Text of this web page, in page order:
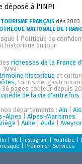
déposé à l'INPI
FRANÇAIS dès
NATIONALE DE
Politique de
historique du jour
richesses de la France
1999 :
historique et
, tourisme,
36 pages couleur depuis
de la vie d'autrefois
départements : Ain
Alpes
Alpes-Maritimes
Aube Aude
VK| Instagram YouTube
Prénoms| Services